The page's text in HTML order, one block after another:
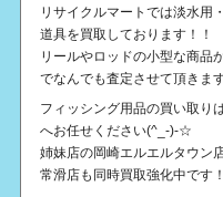
リサイクルマートでは淡水用
道具を買取しております！！
リールやロッドの小型な商品
でなんでも査定させて頂きま
フィッシング用品の買い取り
へお任せください(^_-)-☆
姉妹店の岡崎エルエルタウン
常滑店も同時買取強化中です！